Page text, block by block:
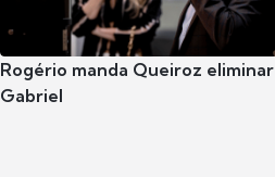
Rogério manda Queiroz eliminar
Gabriel